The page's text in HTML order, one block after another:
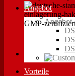
GMP-
Angebot
Angebot
Vorteile